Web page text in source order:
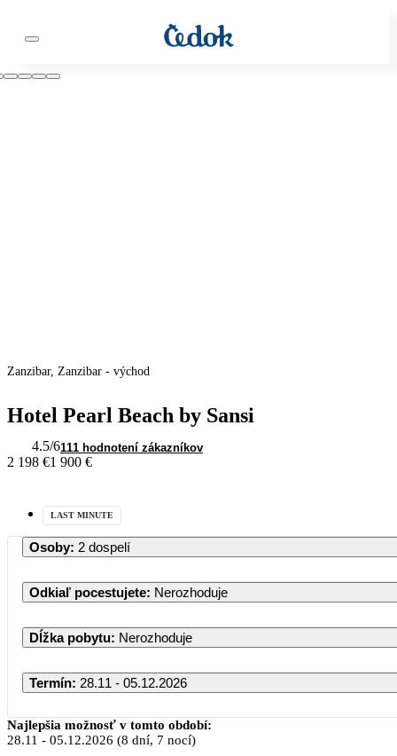
Zanzibar, Zanzibar - východ
Hotel Pearl Beach by Sansi
4.5/6111 hodnotení zákazníkov
2 198 €1 900 €
LAST MINUTE
Osoby: 2 dospelí
Odkiaľ pocestujete: Nerozhoduje
Dĺžka pobytu: Nerozhoduje
Termín: 28.11 - 05.12.2026
Najlepšia možnosť v tomto období:
28.11 - 05.12.2026 (8 dní, 7 nocí)